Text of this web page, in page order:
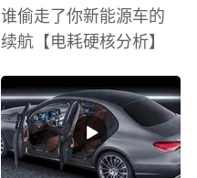
谁偷走了你新能源车的
续航【电耗硬核分析】